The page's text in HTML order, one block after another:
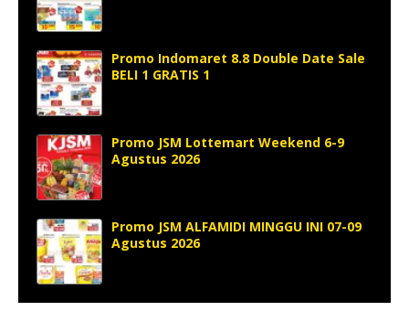
Promo Indomaret 8.8 Double Date Sale
BELI 1 GRATIS 1
Promo JSM Lottemart Weekend 6-9
Agustus 2026
Promo JSM ALFAMIDI MINGGU INI 07-09
Agustus 2026